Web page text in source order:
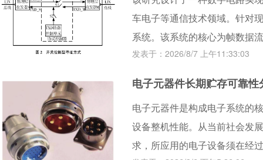
车电子等通信技术领域。针对
系统。该系统的核心为帧数据
差自动完成数据流来源方向的
下优势：解除主机负载能力对
口不定态；无需解析帧头内容
模式，节省协议控制器和物理
式下的自动唤醒。
发表于：2026/8/7 上午11:33:03
电子元器件长期贮存可靠
电子元器件是构成电子系统的
设备整机性能。从当前社会发
求，所应用的电子设备须在经